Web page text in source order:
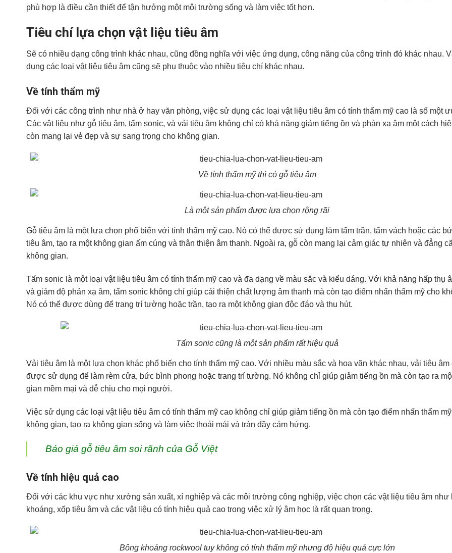
phù hợp là điều cần thiết để tận hưởng một môi trường sống và làm việc tốt hơn.
Tiêu chí lựa chọn vật liệu tiêu âm
Sẽ có nhiều dạng công trình khác nhau, cũng đồng nghĩa với việc ứng dụng, công năng của công trình đó khác nhau.
dụng các loại vật liệu tiêu âm cũng sẽ phụ thuộc vào nhiều tiêu chí khác nhau.
Về tính thẩm mỹ
Đối với các công trình như nhà ở hay văn phòng, việc sử dụng các loại vật liệu tiêu âm có tính thẩm mỹ cao là số một
Các vật liệu như gỗ tiêu âm, tấm sonic, và vải tiêu âm không chỉ có khả năng giảm tiếng ồn và phản xạ âm một cách
còn mang lại vẻ đẹp và sự sang trọng cho không gian.
Về tính thẩm mỹ thì có gỗ tiêu âm
Là một sản phẩm được lựa chọn rộng rãi
Gỗ tiêu âm là một lựa chọn phổ biến với tính thẩm mỹ cao. Nó có thể được sử dụng làm tấm trần, tấm vách hoặc các
tiêu âm, tạo ra một không gian ấm cúng và thân thiện âm thanh. Ngoài ra, gỗ còn mang lại cảm giác tự nhiên và đẳng
không gian.
Tấm sonic là một loại vật liệu tiêu âm có tính thẩm mỹ cao và đa dạng về màu sắc và kiểu dáng. Với khả năng hấp thụ
và giảm độ phản xạ âm, tấm sonic không chỉ giúp cải thiện chất lượng âm thanh mà còn tạo điểm nhấn thẩm mỹ cho
Nó có thể được dùng để trang trí tường hoặc trần, tạo ra một không gian độc đáo và thu hút.
Tấm sonic cũng là một sản phẩm rất hiệu quả
Vải tiêu âm là một lựa chọn khác phổ biến cho tính thẩm mỹ cao. Với nhiều màu sắc và hoa văn khác nhau, vải tiêu âm
được sử dụng để làm rèm cửa, bức bình phong hoặc trang trí tường. Nó không chỉ giúp giảm tiếng ồn mà còn tạo ra
gian mềm mại và dễ chịu cho mọi người.
Việc sử dụng các loại vật liệu tiêu âm có tính thẩm mỹ cao không chỉ giúp giảm tiếng ồn mà còn tạo điểm nhấn thẩm
không gian, tạo ra không gian sống và làm việc thoải mái và tràn đầy cảm hứng.
Báo giá gỗ tiêu âm soi rãnh của Gỗ Việt
Về tính hiệu quả cao
Đối với các khu vực như xưởng sản xuất, xí nghiệp và các môi trường công nghiệp, việc chọn các vật liệu tiêu âm như
khoáng, xốp tiêu âm và các vật liệu có tính hiệu quả cao trong việc xử lý âm học là rất quan trọng.
Bông khoáng rockwool tuy không có tính thẩm mỹ nhưng độ hiệu quả cực lớn